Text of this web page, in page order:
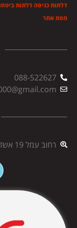
088-522627
רחוב עמל 19 אשדוד
דלתות כניסה דלתות
מפת אתר